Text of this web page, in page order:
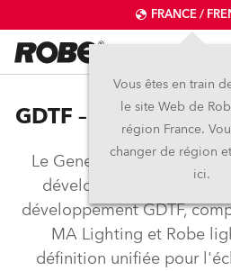
FRANCE /
Vous êtes en train
le site Web de
région France.
changer de région
ici.
GDTF – General
Le General Device Type
développé
développement GDTF,
MA Lighting et Robe
définition unifiée pour